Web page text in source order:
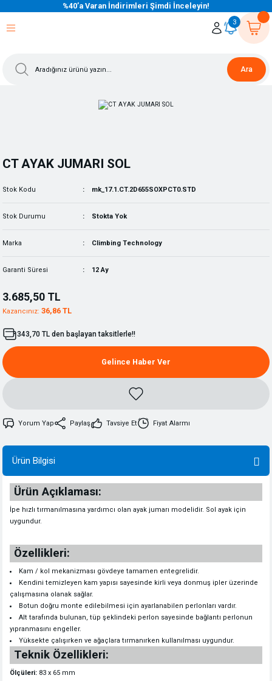
%40’a Varan İndirimleri Şimdi İnceleyin!
Ara
3
CT AYAK JUMARI SOL
Stok Kodu mk_17.1.CT.2D655SOXPCT0.STD
Stok Durumu Stokta Yok
Marka Climbing Technology
Garanti Süresi 12 Ay
3.685,50 TL
Kazancınız: 36,86 TL
343,70 TL den başlayan taksitlerle!!
Gelince Haber Ver
Yorum Yap Paylaş Tavsiye Et Fiyat Alarmı
Ürün Bilgisi
Ürün Açıklaması:
İpe hızlı tırmanılmasına yardımcı olan ayak jumarı modelidir. Sol ayak için
uygundur.
Özellikleri:
Kam / kol mekanizması gövdeye tamamen entegrelidir.
Kendini temizleyen kam yapısı sayesinde kirli veya donmuş ipler üzerinde
çalışmasına olanak sağlar.
Botun doğru monte edilebilmesi için ayarlanabilen perlonları vardır.
Alt tarafında bulunan, tüp şeklindeki perlon sayesinde bağlantı perlonun
yıpranmasını engeller.
Yüksekte çalışırken ve ağaçlara tırmanırken kullanılması uygundur.
Teknik Özellikleri:
Ölçüleri: 83 x 65 mm